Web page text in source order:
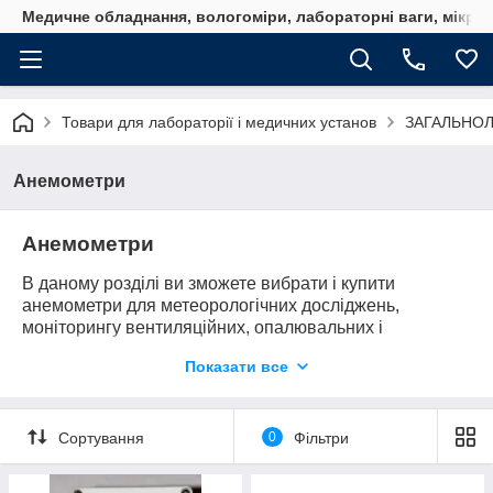
Медичне обладнання, вологоміри, лабораторні ваги,
Товари для лабораторії і медичних установ
Анемометри
Анемометри
В даному розділі ви зможете вибрати і купити
анемометри для метеорологічних досліджень,
моніторингу вентиляційних, опалювальних і
експериментів і багатьох інших цілей. Головне —
по конструкції і принципу дії:
Показати все
Сортування 0 Фільтри